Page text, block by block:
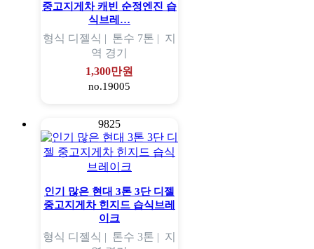
중고지게차 캐빈 순정엔진 습
식브레…
형식 디젤식 | 톤수 7톤 | 지
역 경기
1,300만원
no.19005
9825
인기 많은 현대 3톤 3단 디젤
중고지게차 힌지드 습식브레
이크
형식 디젤식 | 톤수 3톤 | 지